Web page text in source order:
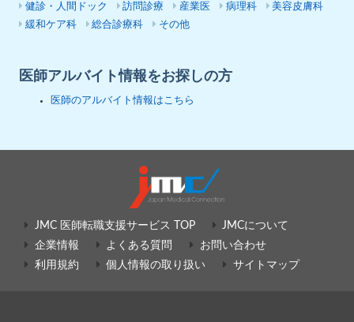
健診・人間ドック
訪問診療 産業医 病理科
美容皮膚科
緩和ケア科
総合診療科 その他
医師アルバイト情報をお探しの方
医師のアルバイト情報はこちら
JMC 医師転職支援サービス TOP
JMCについて
企業情報
よくある質問
お問い合わせ
利用規約
個人情報の取り扱い サイトマップ